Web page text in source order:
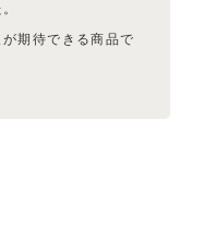
期待できる商品で